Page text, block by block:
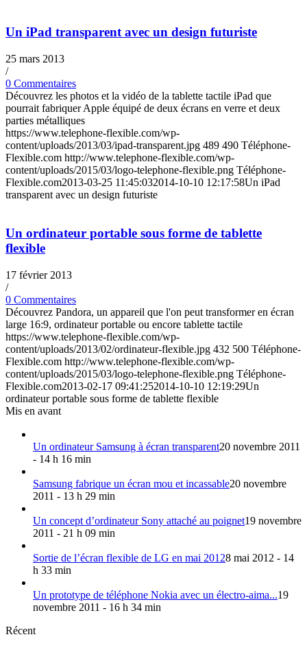
Un iPad transparent avec un design futuriste
25 mars 2013
/
0 Commentaires
Découvrez les photos et la vidéo de la tablette tactile iPad que
pourrait fabriquer Apple équipé de deux écrans en verre et deux
parties métalliques
https://www.telephone-flexible.com/wp-
content/uploads/2013/03/ipad-transparent.jpg 489 490 Téléphone-
Flexible.com http://www.telephone-flexible.com/wp-
content/uploads/2015/03/logo-telephone-flexible.png Téléphone-
Flexible.com2013-03-25 11:45:032014-10-10 12:17:58Un iPad
transparent avec un design futuriste
Un ordinateur portable sous forme de tablette
flexible
17 février 2013
/
0 Commentaires
Découvrez Pandora, un appareil que l'on peut transformer en écran
large 16:9, ordinateur portable ou encore tablette tactile
https://www.telephone-flexible.com/wp-
content/uploads/2013/02/ordinateur-flexible.jpg 432 500 Téléphone-
Flexible.com http://www.telephone-flexible.com/wp-
content/uploads/2015/03/logo-telephone-flexible.png Téléphone-
Flexible.com2013-02-17 09:41:252014-10-10 12:19:29Un
ordinateur portable sous forme de tablette flexible
Mis en avant
Un ordinateur Samsung à écran transparent20 novembre 2011
- 14 h 16 min
Samsung fabrique un écran mou et incassable20 novembre
2011 - 13 h 29 min
Un concept d’ordinateur Sony attaché au poignet19 novembre
2011 - 21 h 09 min
Sortie de l’écran flexible de LG en mai 20128 mai 2012 - 14
h 33 min
Un prototype de téléphone Nokia avec un électro-aima...19
novembre 2011 - 16 h 34 min
Récent